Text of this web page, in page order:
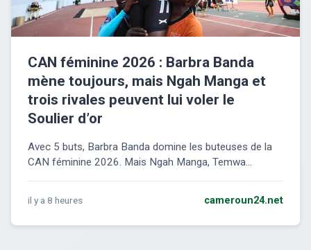
CAN féminine 2026 : Barbra Banda
mène toujours, mais Ngah Manga et
trois rivales peuvent lui voler le
Soulier d’or
Avec 5 buts, Barbra Banda domine les buteuses de la
CAN féminine 2026. Mais Ngah Manga, Temwa...
il y a 8 heures cameroun24.net